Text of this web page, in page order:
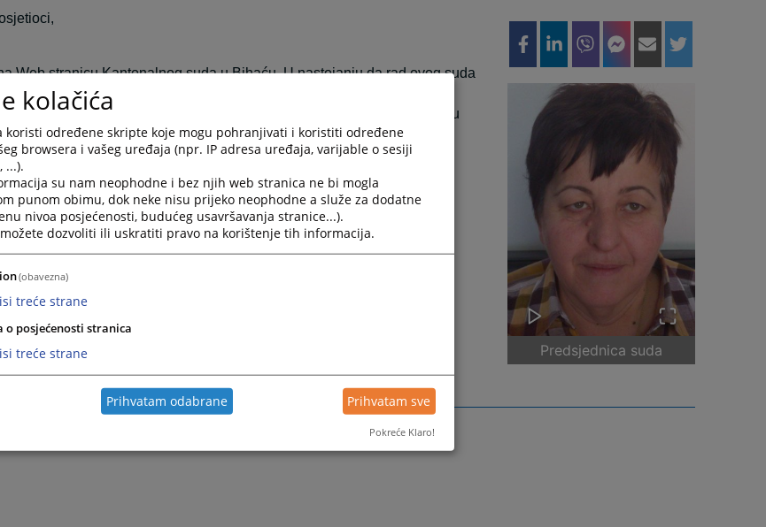
Web stranicu Kantonalnog suda u Bihaću. U nastojanju da rad ovog suda
i dostupan građanima u svako vrijeme, otvorili smo ovu stranicu i
ćemo vam pružiti kvalitetne informacije o organizaciji rada ovog suda u
potrebama.
predsjednica suda
Predsjednica suda
kolačića
koristi određene skripte koje mogu pohranjivati i koristiti određene
browsera i vašeg uređaja (npr. IP adresa uređaja, varijable o sesiji
...).
su nam neophodne i bez njih web stranica ne bi mogla
punom obimu, dok neke nisu prijeko neophodne a služe za dodatne
nivoa posjećenosti, budućeg usavršavanja stranice...).
dozvoliti ili uskratiti pravo na korištenje tih informacija.
(obavezna)
treće strane
o posjećenosti stranica
treće strane
Prihvatam odabrane Prihvatam sve
Pokreće Klaro!